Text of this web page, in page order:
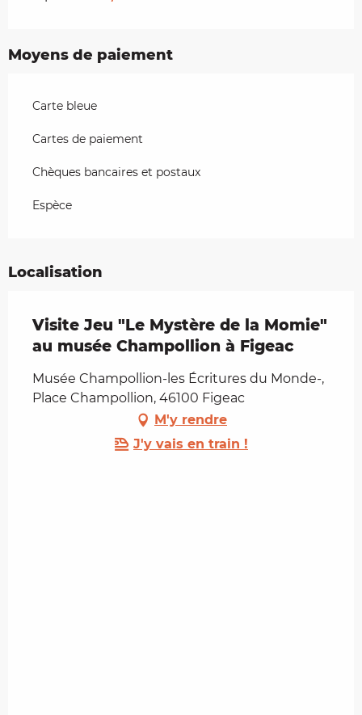
Moyens de paiement
Carte bleue
Cartes de paiement
Chèques bancaires et postaux
Espèce
Localisation
Visite Jeu "Le Mystère de la Momie"
au musée Champollion à Figeac
Musée Champollion-les Écritures du Monde-,
Place Champollion, 46100 Figeac
M'y rendre
J'y vais en train !